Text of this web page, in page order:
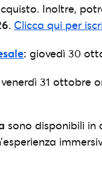
Inoltre,
. Clicca qui per
: giovedì 30
venerdì 31 ottobre
sono disponibili in